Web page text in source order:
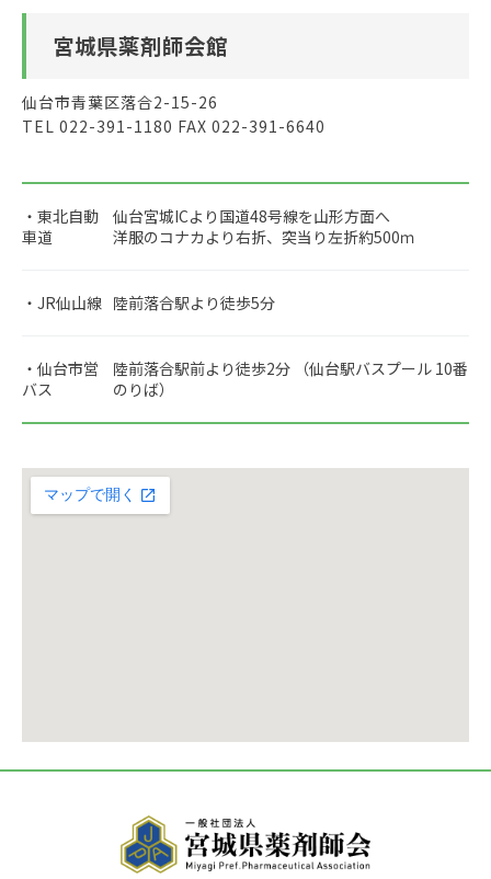
宮城県薬剤師会館
仙台市青葉区落合2-15-26
TEL 022-391-1180 FAX 022-391-6640
・東北自動
車道
仙台宮城ICより国道48号線を山形方面へ
洋服のコナカより右折、突当り左折約500ｍ
・JR仙山線 陸前落合駅より徒歩5分
・仙台市営
バス
陸前落合駅前より徒歩2分 （仙台駅バスプール 10番
のりば）